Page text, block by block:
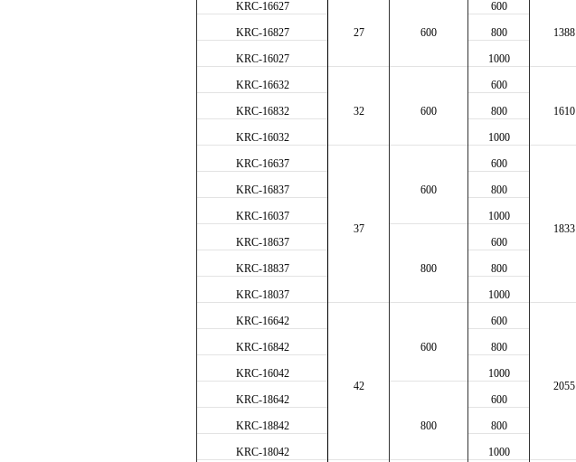
KRC-16627
27 600
600
1388
KRC-16827 800
KRC-16027 1000
KRC-16632
32 600
600
1610
KRC-16832 800
KRC-16032 1000
KRC-16637
37
600
600
1833
KRC-16837 800
KRC-16037 1000
KRC-18637
800
600
KRC-18837 800
KRC-18037 1000
KRC-16642
42
600
600
2055
KRC-16842 800
KRC-16042 1000
KRC-18642
800
600
KRC-18842 800
KRC-18042 1000